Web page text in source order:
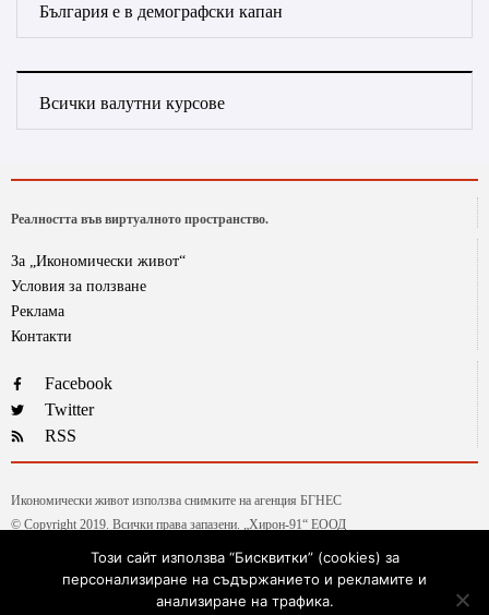
България е в демографски капан
Всички валутни курсове
Реалността във виртуалното пространство.
За „Икономически живот“
Условия за ползване
Реклама
Контакти
Facebook
Twitter
RSS
Икономически живот използва снимките на агенция БГНЕС
© Copyright 2019. Всички права запазени. „Хирон-91“ ЕООД
Текстовете от рубриката „Гласове и мнения“ са авторски, на колумнистите на ИЖ.
Този сайт използва “Бисквитки” (cookies) за
персонализиране на съдържанието и рекламите и
анализиране на трафика.